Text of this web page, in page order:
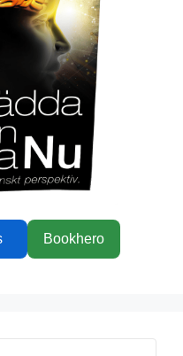
Bookhero